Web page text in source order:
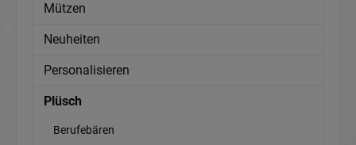
Mützen
Neuheiten
Personalisieren
Plüsch
Berufebären